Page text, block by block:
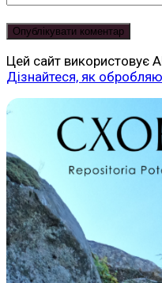
Цей сайт використовує
Дізнайтеся, як